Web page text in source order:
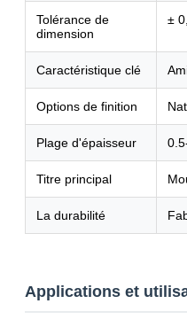
Tolérance de
dimension
±
Caractéristique clé
Options de finition
Plage d'épaisseur
Titre principal
La durabilité
Applications et